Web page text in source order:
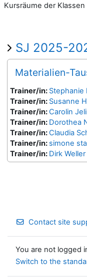
Kursräume der Klassen
SJ 2025-
Materialien-
Trainer/in: Stephanie
Trainer/in: Susanne
Trainer/in:Carolin
Trainer/in: Dorothea
Trainer/in:Claudia
Trainer/in: simone
Trainer/in: Dirk Weller
Contact site
You are not logged
Switch to the